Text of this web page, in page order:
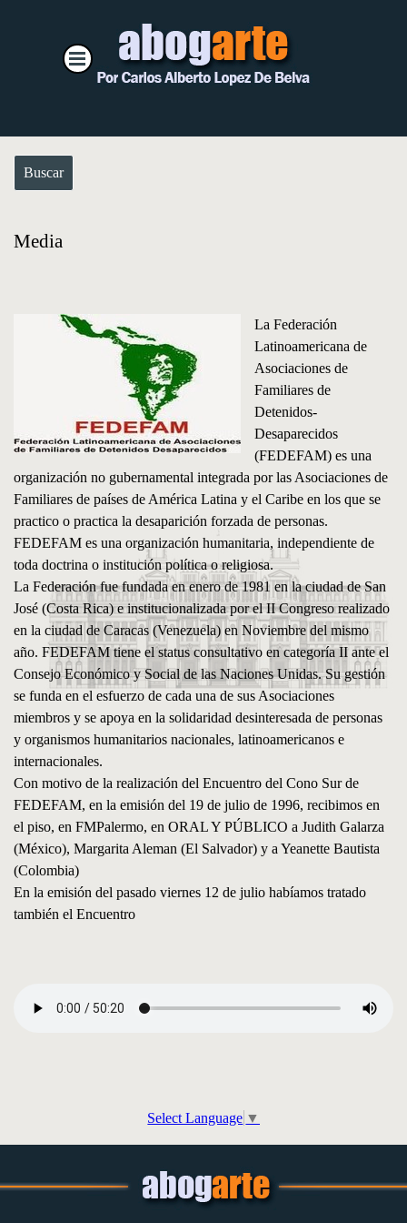
Saltar menú
Buscar
Media
La Federación
Latinoamericana de
Asociaciones de
Familiares de
Detenidos-
Desaparecidos
(FEDEFAM) es una
organización no gubernamental integrada por las Asociaciones de
Familiares de países de América Latina y el Caribe en los que se
practico o practica la desaparición forzada de personas.
FEDEFAM es una organización humanitaria, independiente de
toda doctrina o institución política o religiosa.
La Federación fue fundada en enero de 1981 en la ciudad de San
José (Costa Rica) e institucionalizada por el II Congreso realizado
en la ciudad de Caracas (Venezuela) en Noviembre del mismo
año. FEDEFAM tiene el status consultativo en categoría II ante el
Consejo Económico y Social de las Naciones Unidas. Su gestión
se funda en el esfuerzo de cada una de sus Asociaciones
miembros y se apoya en la solidaridad desinteresada de personas
y organismos humanitarios nacionales, latinoamericanos e
internacionales.
Con motivo de la realización del Encuentro del Cono Sur de
FEDEFAM, en la emisión del 19 de julio de 1996, recibimos en
el piso, en FMPalermo, en ORAL Y PÚBLICO a Judith Galarza
(México), Margarita Aleman (El Salvador) y a Yeanette Bautista
(Colombia)
En la emisión del pasado viernes 12 de julio habíamos tratado
también el Encuentro
Select Language ▼